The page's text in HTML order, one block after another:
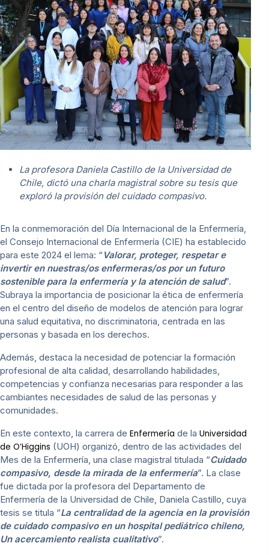
La profesora Daniela Castillo de la Universidad de
Chile, dictó una charla magistral sobre su tesis que
exploró la provisión del cuidado compasivo.
En la conmemoración del Día Internacional de la Enfermería,
el Consejo Internacional de Enfermería (CIE) ha establecido
para este 2024 el lema: “ Valorar, proteger, respetar e
invertir en nuestras/os enfermeras/os por un futuro
sostenible para la enfermería y la atención de salud”.
Subraya la importancia de posicionar la ética de enfermería
en el centro del diseño de modelos de atención para lograr
una salud equitativa, no discriminatoria, centrada en las
personas y basada en los derechos.
Además, destaca la necesidad de potenciar la formación
profesional de alta calidad, desarrollando habilidades,
competencias y confianza necesarias para responder a las
cambiantes necesidades de salud de las personas y
comunidades.
En este contexto, la carrera de Enfermería de la Universidad
de O’Higgins (UOH) organizó, dentro de las actividades del
Mes de la Enfermería, una clase magistral titulada “Cuidado
compasivo, desde la mirada de la enfermería”. La clase
fue dictada por la profesora del Departamento de
Enfermería de la Universidad de Chile, Daniela Castillo, cuya
tesis se titula “La centralidad de la agencia en la provisión
de cuidado compasivo en un hospital pediátrico chileno,
Un acercamiento realista cualitativo”.